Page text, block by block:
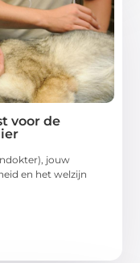
voor de
jouw
en het welzijn